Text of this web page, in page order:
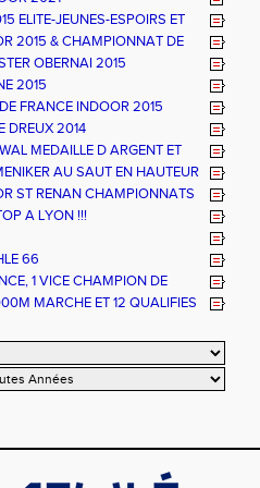
ELITE-JEUNES-ESPOIRS ET
ET UN PODIUM
2015 & CHAMPIONNAT DE
OBERNAI 2015
2015
FRANCE INDOOR 2015
DREUX 2014
MEDAILLE D ARGENT ET
AU SAUT EN HAUTEUR
ST RENAN CHAMPIONNATS
ALBI
A LYON !!!
66
1 VICE CHAMPION DE
ATHLE 66
MARCHE ET 12 QUALIFIES